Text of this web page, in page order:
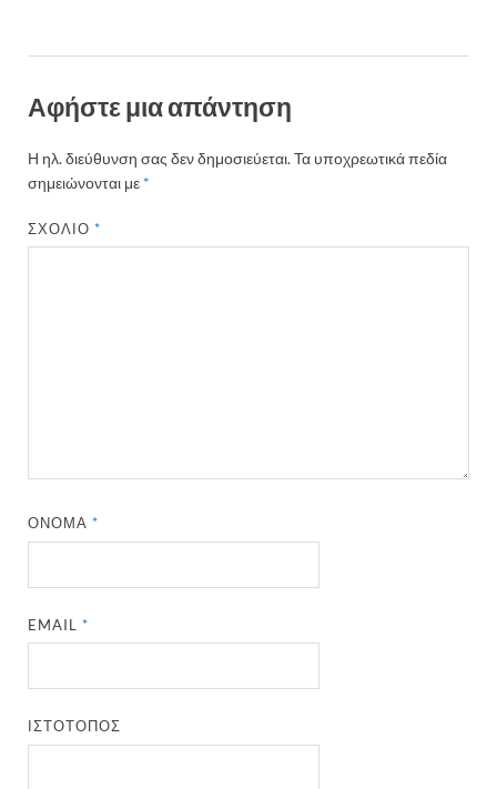
Αφήστε μια απάντηση
Η ηλ. διεύθυνση σας δεν δημοσιεύεται.Τα υποχρεωτικά πεδία
σημειώνονται με *
ΣΧΌΛΙΟ*
ΌΝΟΜΑ*
EMAIL*
ΙΣΤΌΤΟΠΟΣ